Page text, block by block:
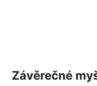
Závěrečné